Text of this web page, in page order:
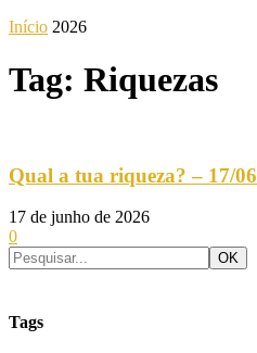
Início 2026
Tag: Riquezas
Qual a tua riqueza? – 17/06
17 de junho de 2026
0
Tags